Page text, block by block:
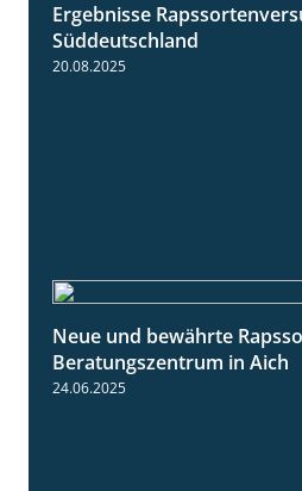
Ergebnisse
Süddeutschland
20.08.2025
Neue und bewährte
Beratungszentrum in Aich
24.06.2025